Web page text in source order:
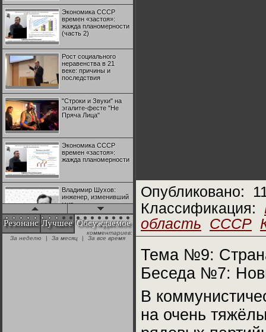
Экономика СССР
времен «застоя»:
жажда планомерности
(часть 2)
Рост социального
неравенства в 21
веке: причины и
последствия
"Строки и Звуки" на
эгалите-фесте "Не
Пряча Лица"
Экономика СССР
времен «застоя»:
жажда планомерности
Владимир Шухов:
инженер, изменивший
мир
"Аркадий Коц" на
эгалите-фесте "Не
Резонанс Лучшее Обсуждаемое
комментариев:
За неделю
| За месяц | За все время
Опубликовано:
Классификация:
область СССР
Тема №9:
Беседа №7:
В
на очень